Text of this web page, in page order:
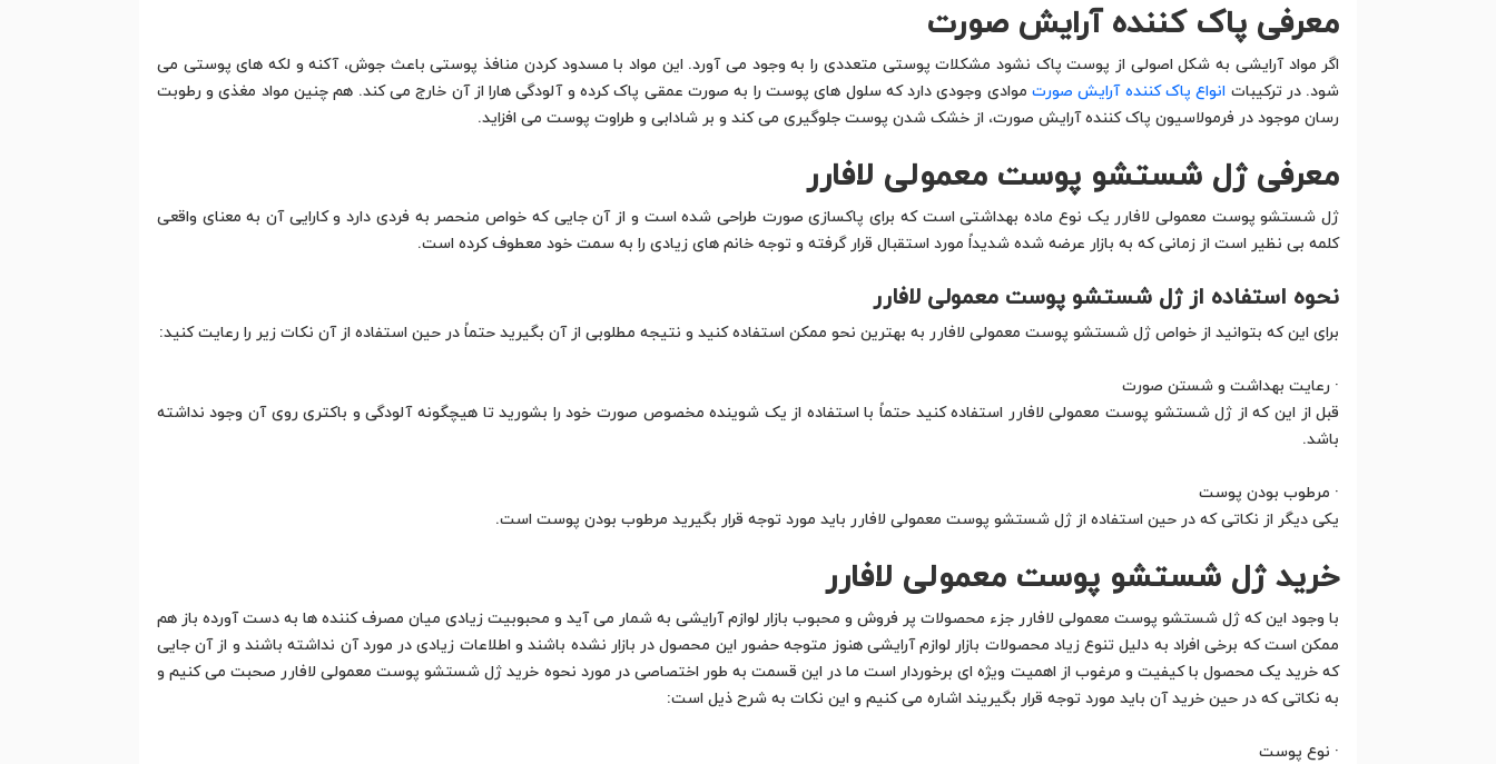
معرفی پاک کننده آرایش صورت
اگر مواد آرایشی به شکل اصولی از پوست پاک نشود مشکلات پوستی متعددی را به وجود می آورد. این مواد با مسدود کردن منافذ پوستی باعث جوش، آکنه و لکه های پوستی می
شود. در ترکیبات انواع پاک کننده آرایش صورتموادی وجودی دارد که سلول های پوست را به صورت عمقی پاک کرده و آلودگی هارا از آن خارج می کند. هم چنین مواد مغذی و رطوبت
رسان موجود در فرمولاسیون پاک کننده آرایش صورت، از خشک شدن پوست جلوگیری می کند و بر شادابی و طراوت پوست می افزاید.
معرفی ژل شستشو پوست معمولی لافارر
ژل شستشو پوست معمولی لافارر یک نوع ماده بهداشتی است که برای پاکسازی صورت طراحی شده است و از آن جایی که خواص منحصر به فردی دارد و کارایی آن به معنای واقعی
کلمه بی نظیر است از زمانی که به بازار عرضه شده شدیداً مورد استقبال قرار گرفته و توجه خانم های زیادی را به سمت خود معطوف کرده است.
نحوه استفاده از ژل شستشو پوست معمولی لافارر
برای این که بتوانید از خواص ژل شستشو پوست معمولی لافارر به بهترین نحو ممکن استفاده کنید و نتیجه مطلوبی از آن بگیرید حتماً در حین استفاده از آن نکات زیر را رعایت کنید:
· رعایت بهداشت و شستن صورت
قبل از این که از ژل شستشو پوست معمولی لافارر استفاده کنید حتماً با استفاده از یک شوینده مخصوص صورت خود را بشورید تا هیچگونه آلودگی و باکتری روی آن وجود نداشته
باشد.
· مرطوب بودن پوست
یکی دیگر از نکاتی که در حین استفاده از ژل شستشو پوست معمولی لافارر باید مورد توجه قرار بگیرید مرطوب بودن پوست است.
خرید ژل شستشو پوست معمولی لافارر
با وجود این که ژل شستشو پوست معمولی لافارر جزء محصولات پر فروش و محبوب بازار لوازم آرایشی به شمار می آید و محبوبیت زیادی میان مصرف کننده ها به دست آورده باز هم
ممکن است که برخی افراد به دلیل تنوع زیاد محصولات بازار لوازم آرایشی هنوز متوجه حضور این محصول در بازار نشده باشند و اطلاعات زیادی در مورد آن نداشته باشند و از آن جایی
که خرید یک محصول با کیفیت و مرغوب از اهمیت ویژه ای برخوردار است ما در این قسمت به طور اختصاصی در مورد نحوه خرید ژل شستشو پوست معمولی لافارر صحبت می کنیم و
به نکاتی که در حین خرید آن باید مورد توجه قرار بگیریند اشاره می کنیم و این نکات به شرح ذیل است:
· نوع پوست